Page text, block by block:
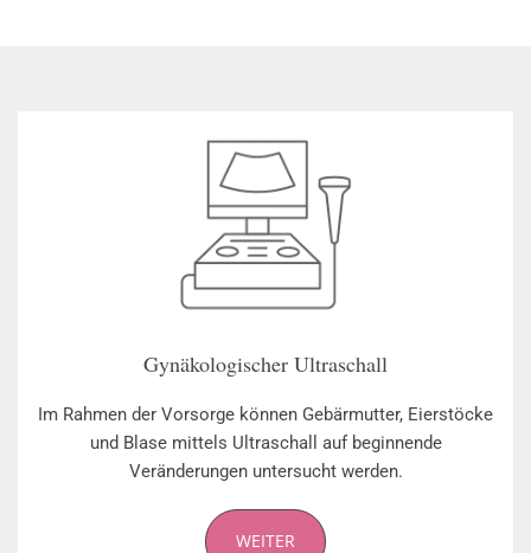
Gynäkologischer Ultraschall
Im Rahmen der Vorsorge können Gebärmutter, Eierstöcke
und Blase mittels Ultraschall auf beginnende
Veränderungen untersucht werden.
WEITER